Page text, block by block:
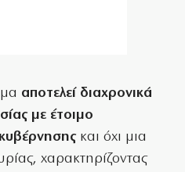
αποτελεί διαχρονικά
με έτοιμο
και όχι μια
χαρακτηρίζοντας